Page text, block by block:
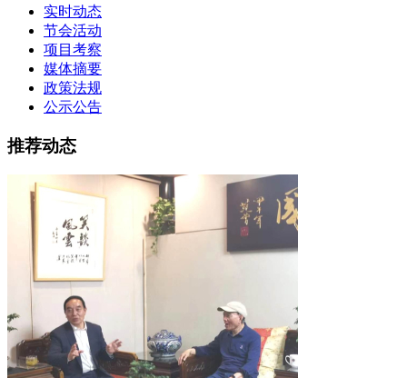
实时动态
节会活动
项目考察
媒体摘要
政策法规
公示公告
推荐动态